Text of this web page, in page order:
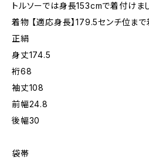
トルソーでは身長153cmで着付けま
着物 【適応身長】179.5センチ位まで
正絹
身丈174.5
裄68
袖丈108
前幅24.8
後幅30
袋帯